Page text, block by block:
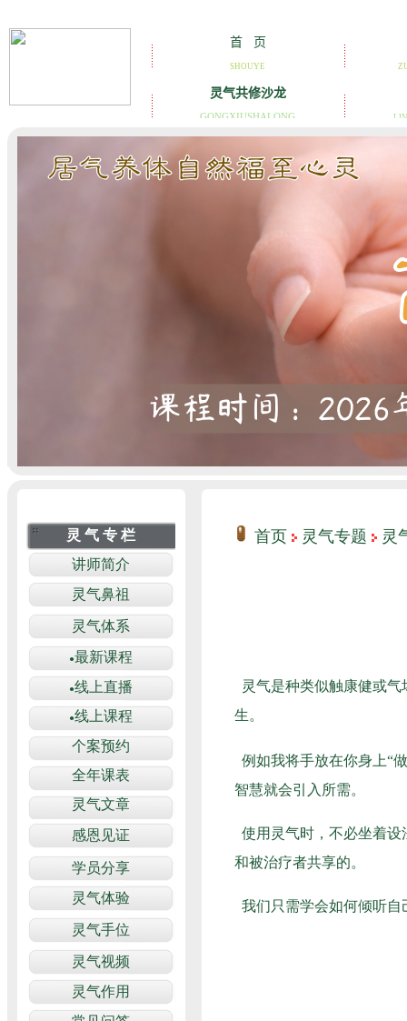
首页 灵气专题 灵
灵气是种类似触康健或
生。
例如我将手放在你身上“
智慧就会引入所需。
使用灵气时，不必坐着
和被治疗者共享的。
我们只需学会如何倾听